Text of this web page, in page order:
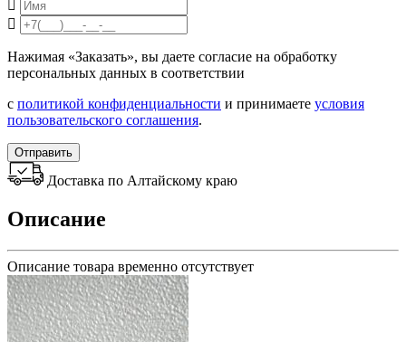
Нажимая «Заказать», вы даете согласие на обработку
персональных данных в соответствии
с политикой конфиденциальности и принимаете условия
пользовательского соглашения.
Отправить
Доставка по Алтайскому краю
Описание
Описание товара временно отсутствует